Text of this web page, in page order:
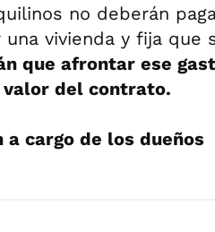
no deberán
vivienda y fija que
que afrontar ese
valor del contrato.
a cargo de los dueños